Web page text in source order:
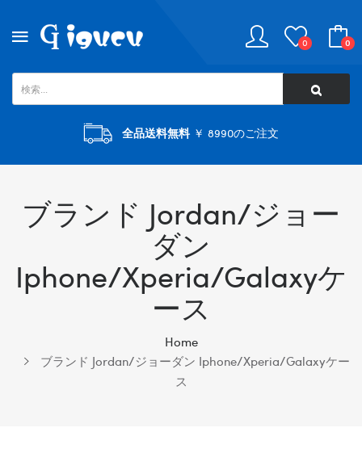
0 0
全品送料無料￥ 8990のご注文
ブランド Jordan/ジョー
ダン
Iphone/xperia/galaxyケ
ース
Home
ブランド Jordan/ジョーダン Iphone/xperia/galaxyケー
ス